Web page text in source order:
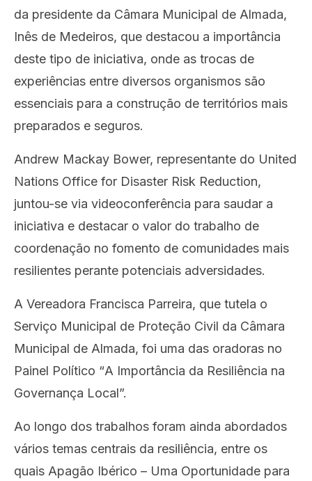
da presidente da Câmara Municipal de Almada,
Inês de Medeiros, que destacou a importância
deste tipo de iniciativa, onde as trocas de
experiências entre diversos organismos são
essenciais para a construção de territórios mais
preparados e seguros.
Andrew Mackay Bower, representante do United
Nations Office for Disaster Risk Reduction,
juntou-se via videoconferência para saudar a
iniciativa e destacar o valor do trabalho de
coordenação no fomento de comunidades mais
resilientes perante potenciais adversidades.
A Vereadora Francisca Parreira, que tutela o
Serviço Municipal de Proteção Civil da Câmara
Municipal de Almada, foi uma das oradoras no
Painel Político “A Importância da Resiliência na
Governança Local”.
Ao longo dos trabalhos foram ainda abordados
vários temas centrais da resiliência, entre os
quais Apagão Ibérico – Uma Oportunidade para